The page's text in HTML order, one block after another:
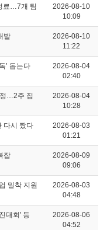
료…7개 팀
2026-08-10
10:09
발
2026-08-10
11:22
’ 돕는다
2026-08-04
02:40
…2주 집
2026-08-04
10:28
다시 짰다
2026-08-03
01:21
잡
2026-08-09
09:06
밀착 지원
2026-08-03
04:48
대회' 등
2026-08-06
04:52